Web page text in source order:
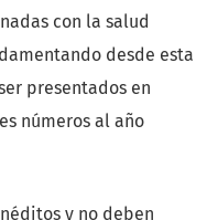
con la salud
desde esta
presentados en
números al año
y no deben